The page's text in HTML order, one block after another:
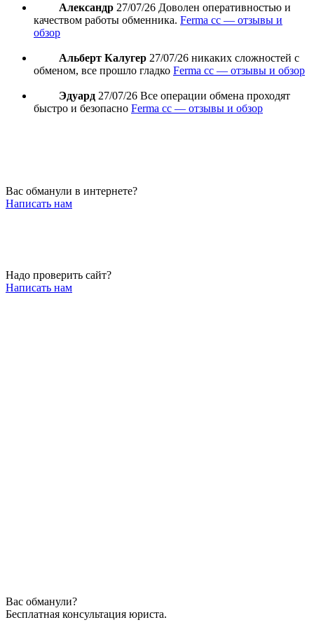
Александр 27/07/26 Доволен оперативностью и
качеством работы обменника. Ferma cc — отзывы и
обзор
Альберт Калугер 27/07/26 никаких сложностей с
обменом, все прошло гладко Ferma cc — отзывы и обзор
Эдуард 27/07/26 Все операции обмена проходят
быстро и безопасно Ferma cc — отзывы и обзор
Вас обманули в интернете?
Написать нам
Надо проверить сайт?
Написать нам
Вас обманули?
Бесплатная консультация юриста.